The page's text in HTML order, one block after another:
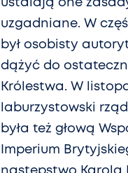
ustalają one
uzgadniane. W
był osobisty
dążyć do
Królestwa. W
laburzystowski
była też głową
Imperium